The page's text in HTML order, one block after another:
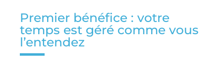
Premier bénéfice : votre
temps est géré comme vous
l’entendez